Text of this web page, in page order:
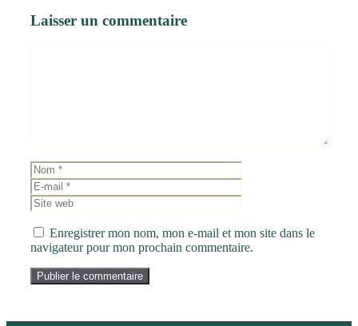
Laisser un commentaire
Nom
mail
web
Enregistrer mon nom, mon e-mail et mon site dans le
navigateur pour mon prochain commentaire.